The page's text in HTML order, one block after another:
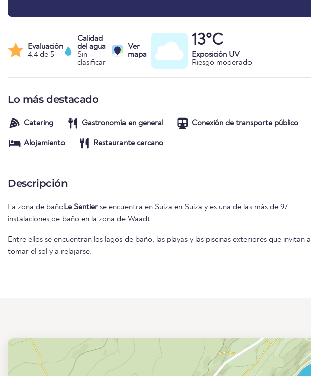
Evaluación
4.4 de 5
Calidad
del agua
Sin
clasificar
Ver
mapa
13°C
Exposición UV
Riesgo moderado
Lo más destacado
Catering Gastronomía en general Conexión de transporte público
Alojamiento Restaurante cercano
Descripción
La zona de baño Le Sentier se encuentra en Suiza en Suiza y es una de las más de 97
instalaciones de baño en la zona de Waadt.
Entre ellos se encuentran los lagos de baño, las playas y las piscinas exteriores que invitan a
tomar el sol y a relajarse.